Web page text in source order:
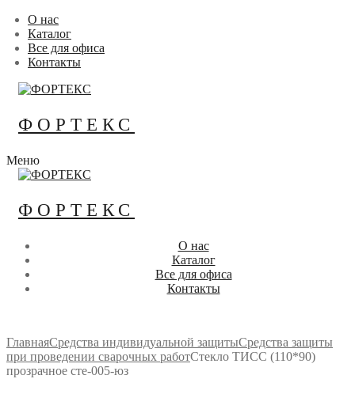
Перейти
содержимому
Меню
Закрыть
О нас
Каталог
Все для офиса
Контакты
ФОРТЕКС
Меню
ФОРТЕКС
О нас
Каталог
Все для офиса
Контакты
ГлавнаяСредства индивидуальной защитыСредства защиты
при проведении сварочных работСтекло ТИСС (110*90)
прозрачное сте-005-юз